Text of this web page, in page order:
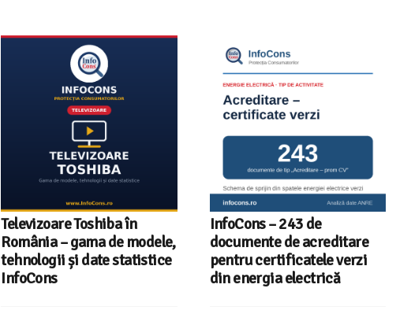
Televizoare Toshiba în
România – gama de modele,
tehnologii și date statistice
InfoCons
InfoCons – 243 de
documente de acreditare
pentru certificatele verzi
din energia electrică